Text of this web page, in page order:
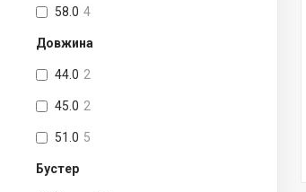
58.0 4
Довжина
44.0 2
45.0 2
51.0 5
Бустер